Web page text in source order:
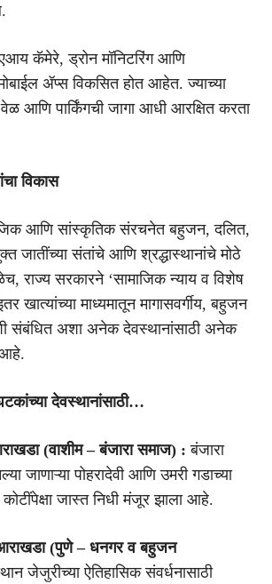
एआय कॅमेरे, ड्रोन मॉनिटरिंग आणि
ॲप्स विकसित होत आहेत. ज्याच्या
वेळ आणि पार्किंगची जागा आधी आरक्षित करता
विकास
आणि सांस्कृतिक संरचनेत बहुजन, दलित,
जातींच्या संतांचे आणि श्रद्धास्थानांचे मोठे
राज्य सरकारने ‘सामाजिक न्याय व विशेष
खात्यांच्या माध्यमातून मागासवर्गीय, बहुजन
संबंधित अशा अनेक देवस्थानांसाठी अनेक
आहे.
देवस्थानांसाठी…
(वाशीम – बंजारा समाज) : बंजारा
जाणाऱ्या पोहरादेवी आणि उमरी गडाच्या
जास्त निधी मंजूर झाला आहे.
(पुणे – धनगर व बहुजन
जेजुरीच्या ऐतिहासिक संवर्धनासाठी